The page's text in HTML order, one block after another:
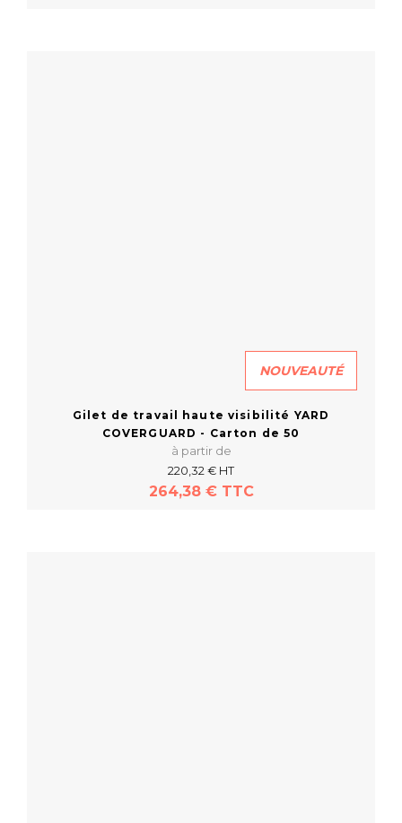
NOUVEAUTÉ
Gilet de travail haute visibilité YARD
COVERGUARD - Carton de 50
à partir de
220,32 € HT
264,38 € TTC